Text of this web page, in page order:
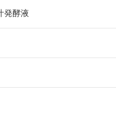
発酵液